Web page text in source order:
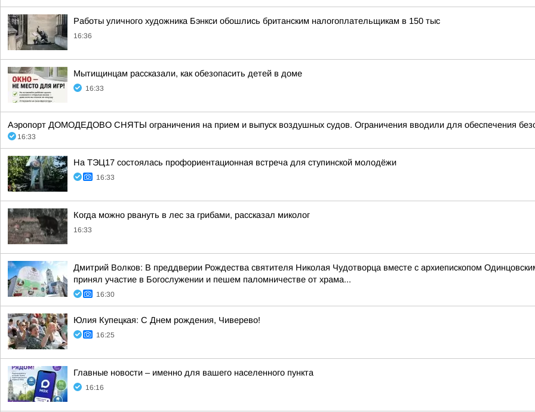
Работы уличного художника Бэнкси обошлись британским налогоплательщикам в 150 тыс
16:36
Мытищинцам рассказали, как обезопасить детей в доме
16:33
Аэропорт ДОМОДЕДОВО СНЯТЫ ограничения на прием и выпуск воздушных судов. Ограничения вводили для обеспечения
16:33
На ТЭЦ17 состоялась профориентационная встреча для ступинской молодёжи
16:33
Когда можно рвануть в лес за грибами, рассказал миколог
16:33
Дмитрий Волков: В преддверии Рождества святителя Николая Чудотворца вместе с архиепископом
принял участие в Богослужении и пешем паломничестве от храма...
16:30
Юлия Купецкая: С Днем рождения, Чиверево!
16:25
Главные новости – именно для вашего населенного пункта
16:16